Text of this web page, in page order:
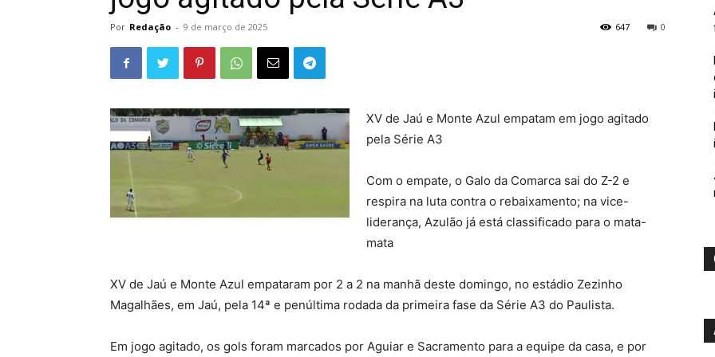
Por Redação - 9 de março de 2025 0
647
XV de Jaú e Monte Azul empatam em jogo agitado
pela Série A3
Com o empate, o Galo da Comarca sai do Z-2 e
respira na luta contra o rebaixamento; na vice-
liderança, Azulão já está classificado para o mata-
mata
XV de Jaú e Monte Azul empataram por 2 a 2 na manhã deste domingo, no estádio Zezinho
Magalhães, em Jaú, pela 14ª e penúltima rodada da primeira fase da Série A3 do Paulista.
Em jogo agitado, os gols foram marcados por Aguiar e Sacramento para a equipe da casa, e por